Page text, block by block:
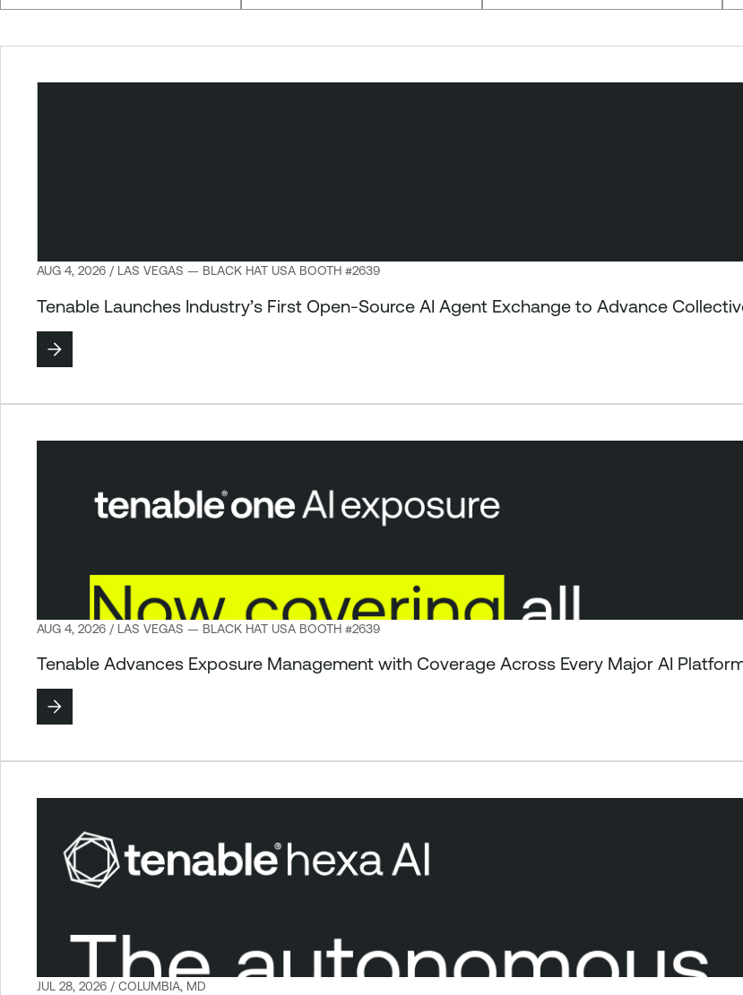
AUG 4, 2026 / LAS VEGAS — BLACK HAT USA BOOTH #2639
Tenable Launches Industry’s First Open-Source AI Agent Exchange to Advance
AUG 4, 2026 / LAS VEGAS — BLACK HAT USA BOOTH #2639
Tenable Advances Exposure Management with Coverage Across Every Major AI
JUL 28, 2026 / COLUMBIA, MD